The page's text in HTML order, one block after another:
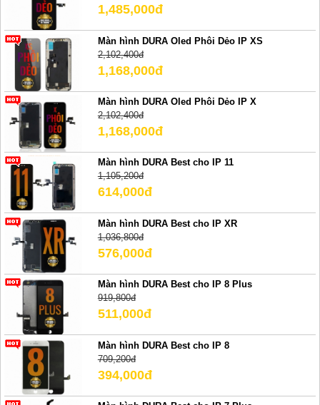
1,485,000đ
Màn hình DURA Oled Phôi Dẻo IP XS
2,102,400đ
1,168,000đ
Màn hình DURA Oled Phôi Dẻo IP X
2,102,400đ
1,168,000đ
Màn hình DURA Best cho IP 11
1,105,200đ
614,000đ
Màn hình DURA Best cho IP XR
1,036,800đ
576,000đ
Màn hình DURA Best cho IP 8 Plus
919,800đ
511,000đ
Màn hình DURA Best cho IP 8
709,200đ
394,000đ